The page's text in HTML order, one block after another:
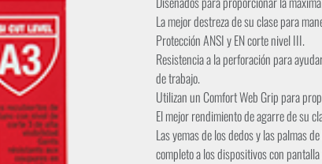
La mejor destreza de su clase para
Protección ANSI y EN corte nivel III.
Resistencia a la perforación para
de trabajo.
Utilizan un Comfort Web Grip para
El mejor rendimiento de agarre de su
Las yemas de los dedos y las palmas
completo a los dispositivos con